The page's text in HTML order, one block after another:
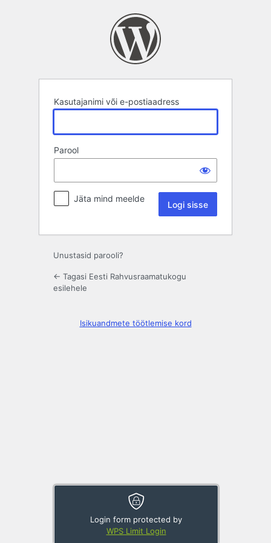
Kasutajanimi või e-postiaadress
Parool
Login form protected by
WPS Limit Login
Jäta mind meelde
Unustasid parooli?
← Tagasi Eesti Rahvusraamatukogu
esilehele
Isikuandmete töötlemise kord